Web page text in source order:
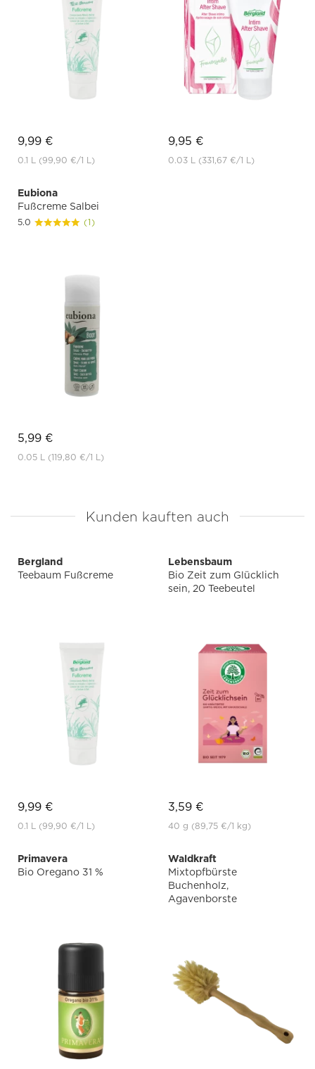
9,99 €
0.1 L (99,90 €/1 L)
9,95 €
0.03 L (331,67 €/1 L)
Eubiona
Fußcreme Salbei
5.0 (1)
5,99 €
0.05 L (119,80 €/1 L)
Kunden kauften auch
Bergland
Teebaum Fußcreme
9,99 €
0.1 L (99,90 €/1 L)
Lebensbaum
Bio Zeit zum Glücklich
sein, 20 Teebeutel
3,59 €
40 g (89,75 €/1 kg)
Primavera
Bio Oregano 31 %
Waldkraft
Mixtopfbürste
Buchenholz,
Agavenborste